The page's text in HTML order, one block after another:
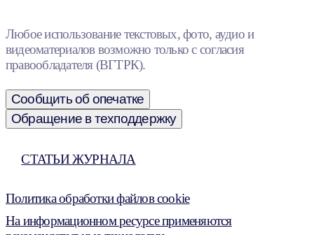
Любое использование текстовых, фото, аудио и
видеоматериалов возможно только с согласия
правообладателя (ВГТРК).
Сообщить об опечатке
Обращение в техподдержку
СТАТЬИ ЖУРНАЛА
Политика обработки файлов cookie
На информационном ресурсе применяются